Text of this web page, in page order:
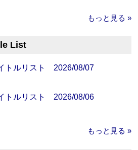
もっと見る »
List
トルリスト 2026/08/07
トルリスト 2026/08/06
もっと見る »